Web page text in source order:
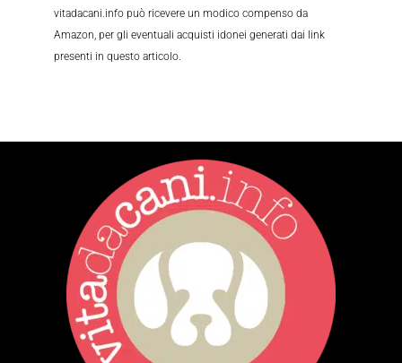
vitadacani.info può ricevere un modico compenso da
Amazon, per gli eventuali acquisti idonei generati dai link
presenti in questo articolo.